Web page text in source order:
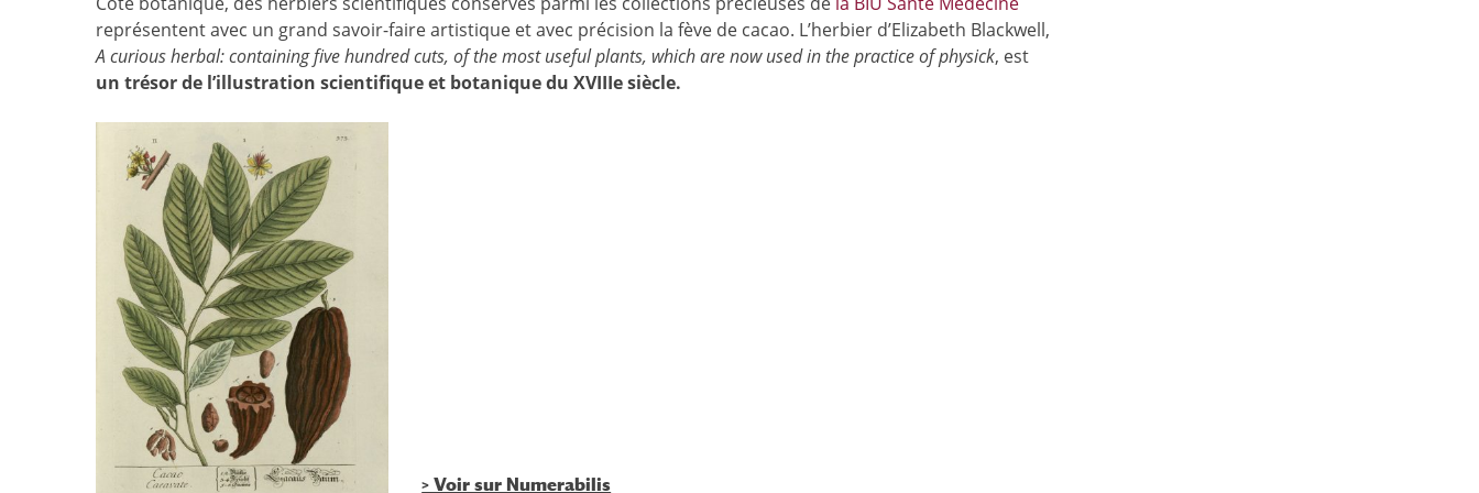
représentent avec un grand savoir-faire artistique et avec précision la fève de cacao. L’herbier d’Elizabeth Blackwell,
A curious herbal: containing five hundred cuts, of the most useful plants, which are now used in the practice of physick, est
un trésor de l’illustration scientifique et botanique du XVIIIe siècle.
> Voir sur Numerabilis